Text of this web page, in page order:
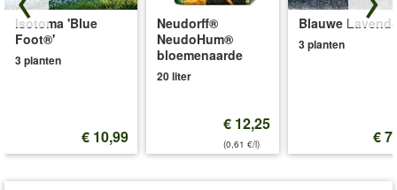
Isotoma 'Blue
Foot®'
3 planten
€ 10,99
Neudorff®
NeudoHum®
bloemenaarde
20 liter
€ 12,25
(0,61 €/l)
Blauwe
3 planten
€